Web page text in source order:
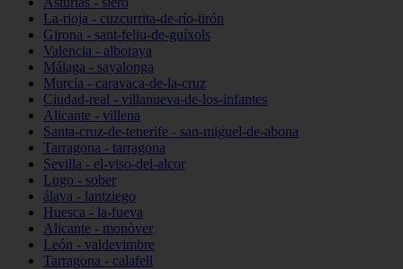
La-rioja - cuzcurrita-de-río-tirón
Girona - sant-feliu-de-guíxols
Valencia - alboraya
Málaga - sayalonga
Murcia - caravaca-de-la-cruz
Ciudad-real - villanueva-de-los-infantes
Alicante - villena
Santa-cruz-de-tenerife - san-miguel-de-abona
Tarragona - tarragona
Sevilla - el-viso-del-alcor
Lugo - sober
álava - lantziego
Huesca - la-fueva
Alicante - monòver
León - valdevimbre
Tarragona - calafell